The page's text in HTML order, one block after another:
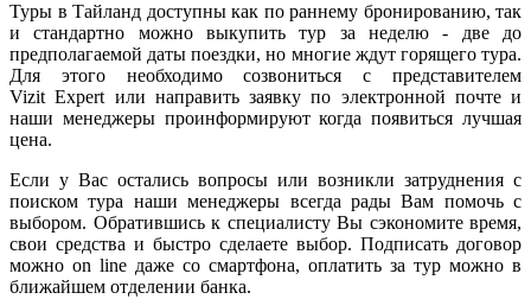
Туры в Тайланд доступны как по раннему бронированию, так
и стандартно можно выкупить тур за неделю - две до
предполагаемой даты поездки, но многие ждут горящего тура.
Для этого необходимо созвониться с представителем
Vizit Expert или направить заявку по электронной почте и
наши менеджеры проинформируют когда появиться лучшая
цена.
Если у Вас остались вопросы или возникли затруднения с
поиском тура наши менеджеры всегда рады Вам помочь с
выбором. Обратившись к специалисту Вы сэкономите время,
свои средства и быстро сделаете выбор. Подписать договор
можно on line даже со смартфона, оплатить за тур можно в
ближайшем отделении банка.